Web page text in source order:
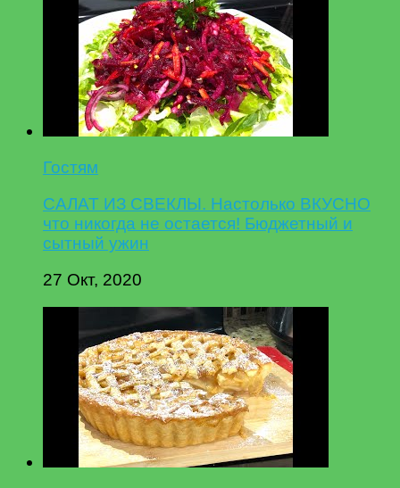
Гостям
САЛАТ ИЗ СВЕКЛЫ. Настолько ВКУСНО
что никогда не остается! Бюджетный и
сытный ужин
27 Окт, 2020